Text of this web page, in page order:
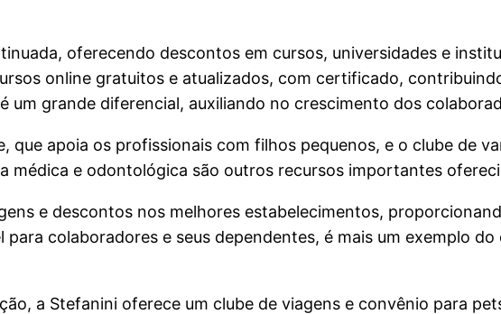
oferecendo descontos em cursos, universidades e
online gratuitos e atualizados, com certificado,
um grande diferencial, auxiliando no crescimento dos
que apoia os profissionais com filhos pequenos, e o clube de
médica e odontológica são outros recursos importantes
e descontos nos melhores estabelecimentos,
colaboradores e seus dependentes, é mais um exemplo
a Stefanini oferece um clube de viagens e convênio para